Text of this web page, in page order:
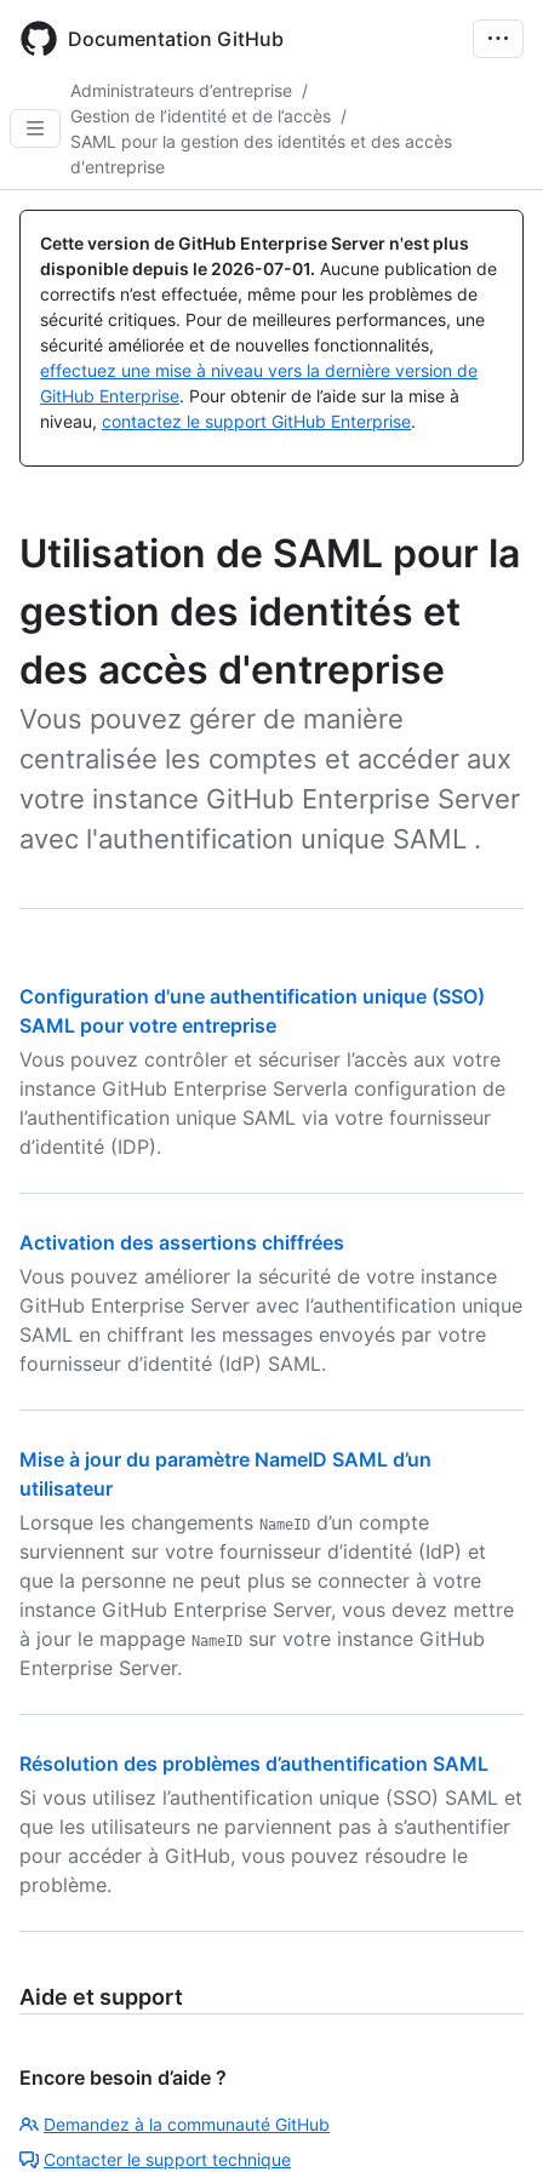
main
Documentation GitHub
Administrateurs d’entreprise /
Gestion de l’identité et de l’accès /
SAML pour la gestion des identités et des accès
d'entreprise
Cette version de GitHub Enterprise Server n'est plus
disponible depuis le 2026-07-01. Aucune publication de
correctifs n’est effectuée, même pour les problèmes de
sécurité critiques. Pour de meilleures performances, une
sécurité améliorée et de nouvelles fonctionnalités,
effectuez une mise à niveau vers la dernière version de
GitHub Enterprise. Pour obtenir de l’aide sur la mise à
niveau, contactez le support GitHub Enterprise.
Utilisation de SAML pour la
gestion des identités et
des accès d'entreprise
Vous pouvez gérer de manière
centralisée les comptes et accéder aux
votre instance GitHub Enterprise Server
avec l'authentification unique SAML .
Configuration d'une authentification unique (SSO)
SAML pour votre entreprise
Vous pouvez contrôler et sécuriser l’accès aux votre
instance GitHub Enterprise Serverla configuration de
l’authentification unique SAML via votre fournisseur
d’identité (IDP).
Activation des assertions chiffrées
Vous pouvez améliorer la sécurité de votre instance
GitHub Enterprise Server avec l’authentification unique
SAML en chiffrant les messages envoyés par votre
fournisseur d’identité (IdP) SAML.
Mise à jour du paramètre NameID SAML d’un
utilisateur
Lorsque les changements NameID d’un compte
surviennent sur votre fournisseur d’identité (IdP) et
que la personne ne peut plus se connecter à votre
instance GitHub Enterprise Server, vous devez mettre
à jour le mappage NameID sur votre instance GitHub
Enterprise Server.
Résolution des problèmes d’authentification SAML
Si vous utilisez l’authentification unique (SSO) SAML et
que les utilisateurs ne parviennent pas à s’authentifier
pour accéder à GitHub, vous pouvez résoudre le
problème.
Aide et support
Encore besoin d’aide ?
Demandez à la communauté GitHub
Contacter le support technique